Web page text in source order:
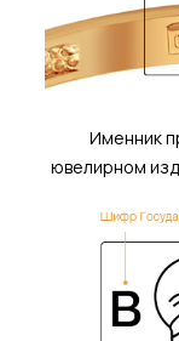
Именник
ювелирном